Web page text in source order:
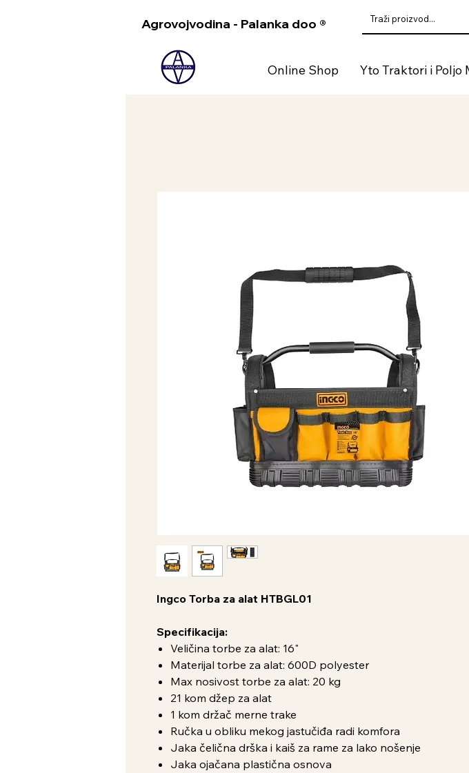
Agrovojvodina - Palanka doo ®
Online Shop Yto Traktori i Poljo
Ingco Torba za alat HTBGL01
Specifikacija:
Veličina torbe za alat: 16"
Materijal torbe za alat: 600D polyester
Max nosivost torbe za alat: 20 kg
21 kom džep za alat
1 kom držač merne trake
Ručka u obliku mekog jastučiđa radi komfora
Jaka čelična drška i kaiš za rame za lako nošenje
Jaka ojačana plastična osnova